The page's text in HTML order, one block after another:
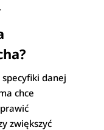
specyfiki danej
chce
zwiększyć